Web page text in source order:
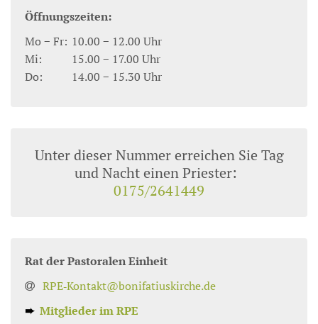
Öffnungszeiten:
Mo − Fr: 10.00 − 12.00 Uhr
Mi:
15.00 − 17.00 Uhr
Do:
14.00 − 15.30 Uhr
Unter dieser Nummer erreichen Sie Tag
und Nacht einen Priester:
0175/2641449
Rat der Pastoralen Einheit
RPE‑Kontakt@bonifatiuskirche.de
➨ Mitglieder im RPE